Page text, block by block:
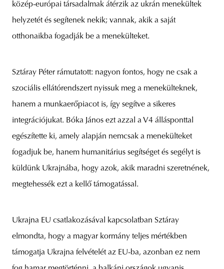
közép-európai társadalmak átérzik az ukrán menekültek
helyzetét és segítenek nekik; vannak, akik a saját
otthonaikba fogadják be a menekülteket.
Sztáray Péter rámutatott: nagyon fontos, hogy ne csak a
szociális ellátórendszert nyissuk meg a menekülteknek,
hanem a munkaerőpiacot is, így segítve a sikeres
integrációjukat. Bóka János ezt azzal a V4 állásponttal
egészítette ki, amely alapján nemcsak a menekülteket
fogadjuk be, hanem humanitárius segítséget és segélyt is
küldünk Ukrajnába, hogy azok, akik maradni szeretnének,
megtehessék ezt a kellő támogatással.
Ukrajna EU csatlakozásával kapcsolatban Sztáray
elmondta, hogy a magyar kormány teljes mértékben
támogatja Ukrajna felvételét az EU-ba, azonban ez nem